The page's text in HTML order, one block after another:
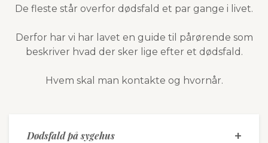
De fleste står overfor dødsfald et par gange i livet.
Derfor har vi har lavet en guide til pårørende som
beskriver hvad der sker lige efter et dødsfald.
Hvem skal man kontakte og hvornår.
Dødsfald på sygehus